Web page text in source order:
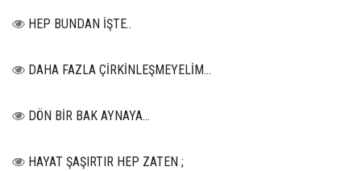
HEP BUNDAN İŞTE..
DAHA FAZLA ÇİRKİNLEŞMEYELİM…
DÖN BİR BAK AYNAYA...
HAYAT ŞAŞIRTIR HEP ZATEN ;